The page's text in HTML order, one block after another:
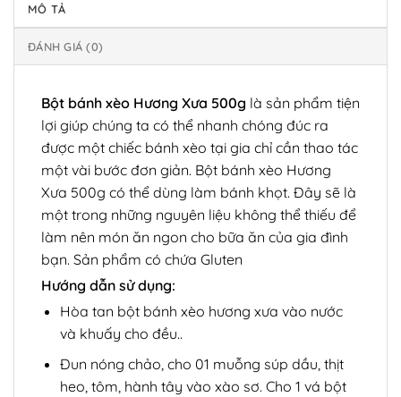
MÔ TẢ
ĐÁNH GIÁ (0)
Bột bánh xèo Hương Xưa 500g là sản phẩm tiện
lợi giúp chúng ta có thể nhanh chóng đúc ra
được một chiếc bánh xèo tại gia chỉ cần thao tác
một vài bước đơn giản. Bột bánh xèo Hương
Xưa 500g có thể dùng làm bánh khọt. Đây sẽ là
một trong những nguyên liệu không thể thiếu để
làm nên món ăn ngon cho bữa ăn của gia đình
bạn. Sản phẩm có chứa Gluten
Hướng dẫn sử dụng:
Hòa tan bột bánh xèo hương xưa vào nước
và khuấy cho đều..
Đun nóng chảo, cho 01 muỗng súp dầu, thịt
heo, tôm, hành tây vào xào sơ. Cho 1 vá bột